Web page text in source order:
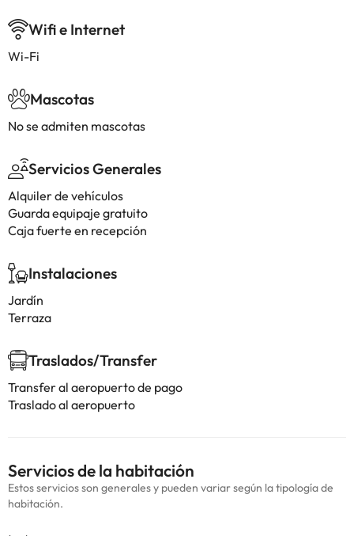
Wifi e Internet
Wi-Fi
Mascotas
No se admiten mascotas
Servicios Generales
Alquiler de vehículos
Guarda equipaje gratuito
Caja fuerte en recepción
Instalaciones
Jardín
Terraza
Traslados/Transfer
Transfer al aeropuerto de pago
Traslado al aeropuerto
Servicios de la habitación
Estos servicios son generales y pueden variar según la tipología de
habitación.